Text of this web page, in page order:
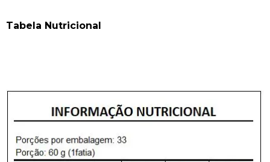
Tabela Nutricional